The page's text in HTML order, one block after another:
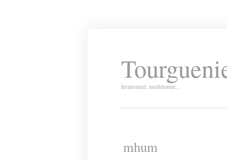
Irrationnel, molletonné…
mhum